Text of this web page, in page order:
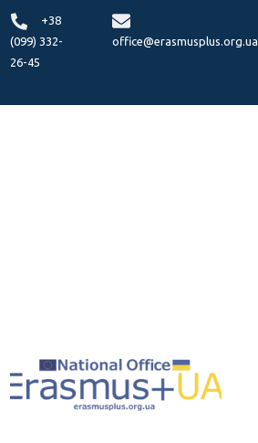
+38
(099) 332-
26-45
office@erasmusplus.org.ua